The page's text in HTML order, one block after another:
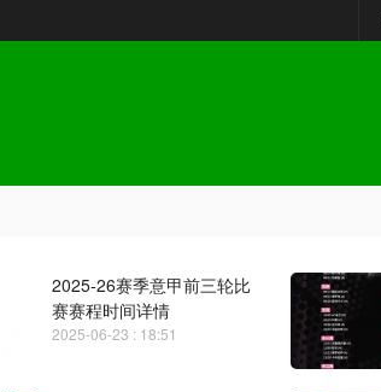
2025-26赛季意甲前三轮比
赛赛程时间详情
2025-06-23 : 18:51